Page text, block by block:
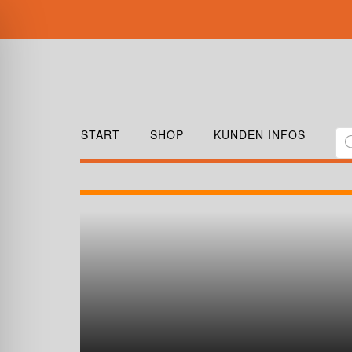
START SHOP KUNDEN INFOS